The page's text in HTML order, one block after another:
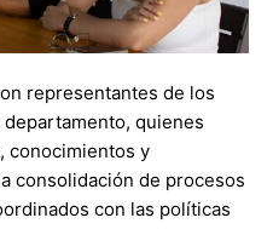
representantes de los
quienes
conocimientos y
consolidación de procesos
con las políticas